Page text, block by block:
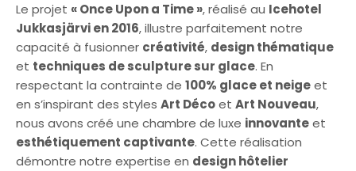
Le projet « Once Upon a Time », réalisé au Icehotel
Jukkasjärvi en 2016, illustre parfaitement notre
capacité à fusionner créativité, design thématique
et techniques de sculpture sur glace. En
respectant la contrainte de 100% glace et neigeet
en s’inspirant des styles Art Décoet Art Nouveau,
nous avons créé une chambre de luxe innovanteet
esthétiquement captivante. Cette réalisation
démontre notre expertise en design hôtelier